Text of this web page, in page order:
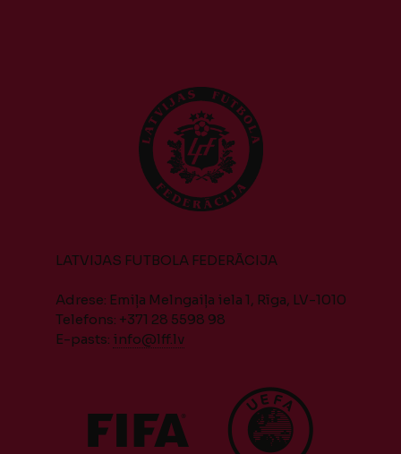
LATVIJAS FUTBOLA FEDERĀCIJA
Adrese: Emiļa Melngaiļa iela 1, Rīga, LV-1010
Telefons: +371 28 5598 98
E-pasts: info@lff.lv